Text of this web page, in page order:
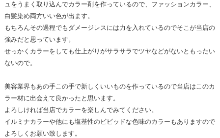
ュをうまく取り込んでカラー剤を作っているので、ファッションカラー、
白髪染め両方いい色が出ます。
もちろんその過程でもダメージレスには力を入れているのでそこが当店の
強みだと思っています。
せっかくカラーをしても仕上がりがサラサラでツヤなどがないともったい
ないので。
美容業界もあの手この手で新しくいいものを作っているので当店はこのカ
ラー材に出会えて良かったと思います。
よろしければ当店でカラーを楽しんでみてください。
イルミナカラーや他にも塩基性のビビッドな色味のカラーもありますので
よろしくお願い致します。